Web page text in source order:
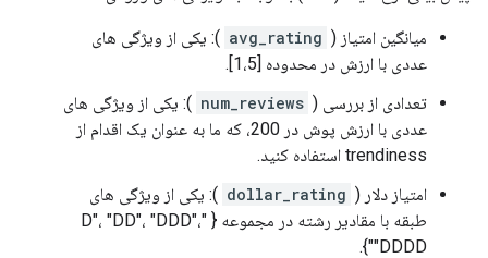
میانگین امتیاز ( avg_rating ): یکی از ویژگی های
عددی با ارزش در محدوده [1،5].
تعدادی از بررسی ( num_reviews ): یکی از ویژگی های
عددی با ارزش پوش در 200، که ما به عنوان یک اقدام از
trendiness استفاده کنید.
امتیاز دلار ( dollar_rating ): یکی از ویژگی های
طبقه با مقادیر رشته در مجموعه { "D"، "DD"، "DDD"،
"DDDD"}.